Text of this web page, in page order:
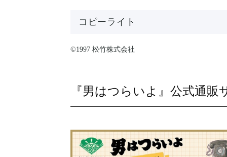
コピーライト
©1997 松竹株式会社
『男はつらいよ』公式通